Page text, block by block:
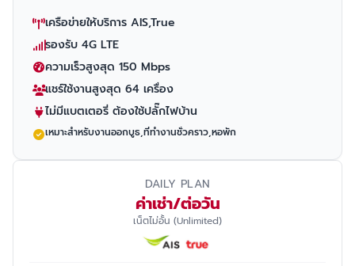
เครือข่ายให้บริการ AIS,True
รองรับ 4G LTE
ความเร็วสูงสุด 150 Mbps
แชร์ใช้งานสูงสุด 64 เครื่อง
ไม่มีแบตเตอรี่ ต้องใช้ปลั๊กไฟบ้าน
เหมาะสำหรับงานออกบูธ,ที่ทำงานชั่วคราว,หอพัก
DAILY PLAN
ค่าเช่า/ต่อวัน
เน็ตไม่อั้น (Unlimited)